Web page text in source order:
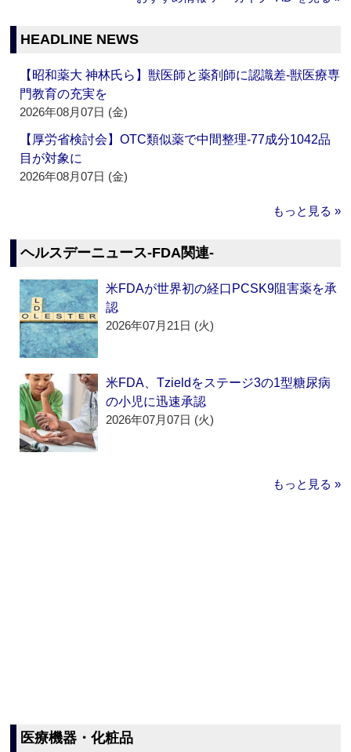
HEADLINE NEWS
【昭和薬大 神林氏ら】獣医師と薬剤師に認識差‐獣医療専
門教育の充実を
2026年08月07日 (金)
【厚労省検討会】OTC類似薬で中間整理‐77成分1042品
目が対象に
2026年08月07日 (金)
もっと見る »
ヘルスデーニュース‐FDA関連‐
米FDAが世界初の経口PCSK9阻害薬を承
認
2026年07月21日 (火)
米FDA、Tzieldをステージ3の1型糖尿病
の小児に迅速承認
2026年07月07日 (火)
もっと見る »
医療機器・化粧品